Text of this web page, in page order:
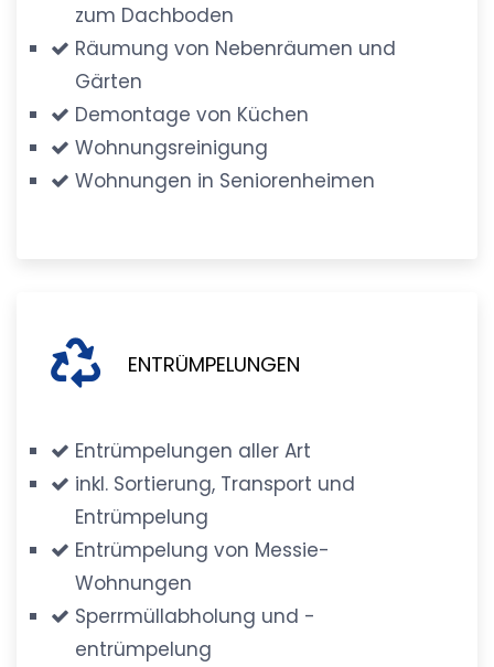
zum Dachboden
Räumung von Nebenräumen und
Gärten
Demontage von Küchen
Wohnungsreinigung
Wohnungen in Seniorenheimen
ENTRÜMPELUNGEN
Entrümpelungen aller Art
inkl. Sortierung, Transport und
Entrümpelung
Entrümpelung von Messie-
Wohnungen
Sperrmüllabholung und -
entrümpelung